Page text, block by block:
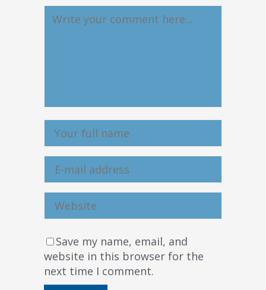
Save my name, email, and
website in this browser for the
next time I comment.